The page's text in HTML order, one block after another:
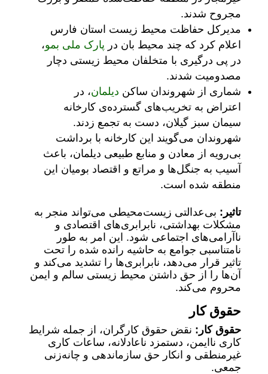
مجروح شدند.
مدیرکل حفاظت محیط زیست استان فارس
اعلام کرد که چند محیط بان در پارک ملی بمو،
در پی درگیری با متخلفان محیط زیستی دچار
مصدومیت شدند.
شماری از شهروندان ساکن دیلمان، در
اعتراض به تخریب‌های گسترده‌ی کارخانه
سیمان سبز گیلان، دست به تجمع زدند.
شهروندان می‌گویند این کارخانه با برداشت
بی‌رویه از معادن و منابع طبیعی دیلمان، باعث
آسیب به جنگل‌ها و مراتع و اقتصاد بومیان این
منطقه شده است.
تاثیر: بی‌عدالتی زیست‌محیطی می‌تواند منجر به
مشکلات بهداشتی، نابرابری‌های اقتصادی و
ناآرامی‌های اجتماعی شود. این امر به طور
نامتناسبی جوامع به حاشیه رانده شده را تحت
تاثیر قرار می‌دهد، نابرابری‌ها را تشدید می‌کند و
آن‌ها را از حق داشتن محیط زیستی سالم و ایمن
محروم می‌کند.
حقوق کار
حقوق کار: نقض حقوق کارگران، از جمله شرایط
کاری ناایمن، دستمزد ناعادلانه، ساعات کاری
غیرمنطقی و انکار حق سازماندهی و چانه‌زنی
جمعی.